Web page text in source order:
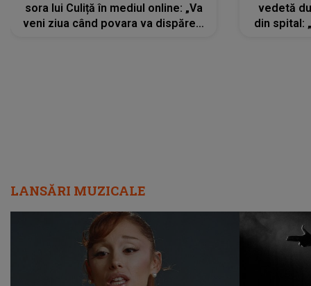
sora lui Culiță în mediul online: „Va
veni ziua când povara va dispărea,
vedetă
din spital:
LANSĂRI MUZICALE